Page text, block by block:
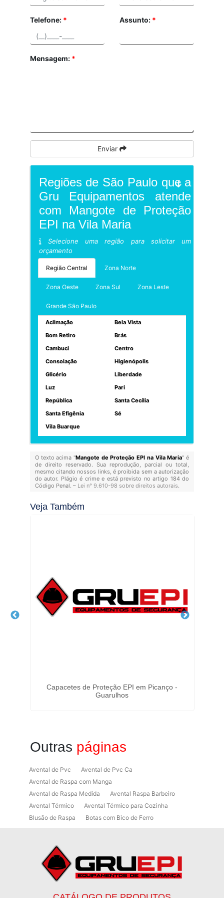
Telefone: * Assunto: *
Mensagem: *
Enviar
Regiões de São Paulo que a
Gru Equipamentos atende
com Mangote de Proteção
EPI na Vila Maria
Selecione uma região para solicitar um
orçamento
Região Central Zona Norte
Zona Oeste Zona Sul Zona Leste
Grande São Paulo
Aclimação
Bela Vista
Bom Retiro
Brás
Cambuci
Centro
Consolação
Higienópolis
Glicério
Liberdade
Luz
Pari
República
Santa Cecília
Santa Efigênia
Sé
Vila Buarque
O texto acima "Mangote de Proteção EPI na Vila Maria" é
de direito reservado. Sua reprodução, parcial ou total,
mesmo citando nossos links, é proibida sem a autorização
do autor. Plágio é crime e está previsto no artigo 184 do
Código Penal. – Lei n° 9.610-98 sobre direitos autorais.
Veja Também
Capacetes de Proteção EPI em Picanço -
Guarulhos
Outras páginas
Avental de Pvc
Avental de Pvc Ca
Avental de Raspa com Manga
Avental de Raspa Medida
Avental Raspa Barbeiro
Avental Térmico
Avental Térmico para Cozinha
Blusão de Raspa
Botas com Bico de Ferro
Botinas
Botinas Bico de Ferro
Botinas de Segurança
Botinas de Trabalho
Botinas EPI
Botinas Masculinas para Trabalho